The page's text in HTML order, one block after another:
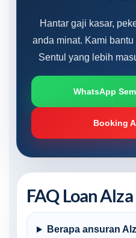
Hantar gaji kasar,
anda minat. Kami
Sentul yang lebih
WhatsApp
Booking
FAQ Loan
Berapa ansuran